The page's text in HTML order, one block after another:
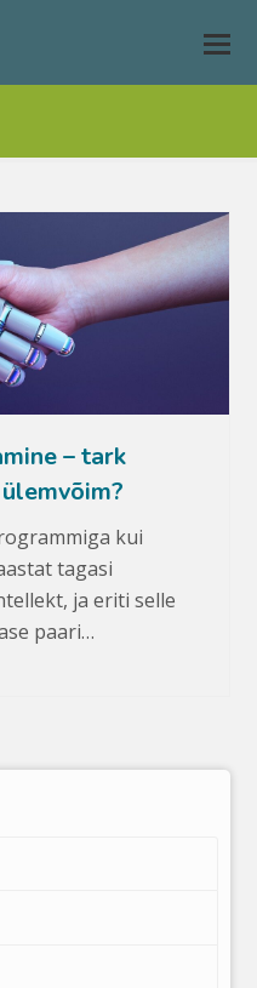
– tark
kui
tagasi
ja eriti selle
paari…